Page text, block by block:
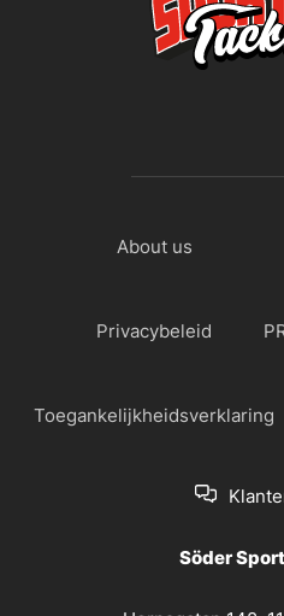
About us
Privacybeleid
Toegankelijkheidsverklaring
Söder